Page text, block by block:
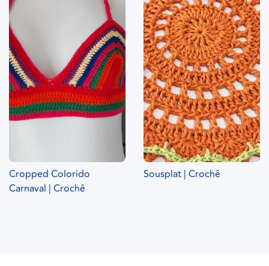
Cropped Colorido
Carnaval | Crochê
Sousplat | Crochê